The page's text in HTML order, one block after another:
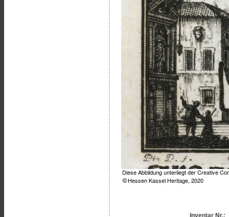
Inventar Nr.: